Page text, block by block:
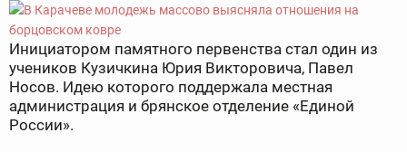
Инициатором памятного первенства стал один из
учеников Кузичкина Юрия Викторовича, Павел
Носов. Идею которого поддержала местная
администрация и брянское отделение «Единой
России».